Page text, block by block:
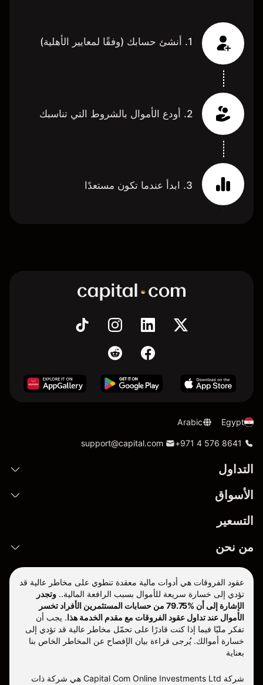
1. أنشئ حسابك (وفقًا لمعايير الأهلية)
2. أودع الأموال بالشروط التي تناسبك
3. ابدأ عندما تكون مستعدًا
Egypt
Arabic
+971 4 576 8641
support@capital.com
التداول
الأسواق
التسعير
من نحن
عقود الفروقات هي أدوات مالية معقدة تنطوي على مخاطر عالية قد
تؤدي إلى خسارة سريعة للأموال بسبب الرافعة المالية.. وتجدر
الإشارة إلى أن %79.75 من حسابات المستثمرين الأفراد تخسر
الأموال عند تداول عقود الفروقات مع مقدم الخدمة هذا. يجب أن
تفكر مليّا فيما إذا كنت قادرًا على تحمّل مخاطر عالية قد تؤدي إلى
خسارة أموالك. يُرجى قراءة بيان الإفصاح عن المخاطر الخاص بنا
بعناية
شركة Capital Com Online Investments Ltd هي شركة ذات